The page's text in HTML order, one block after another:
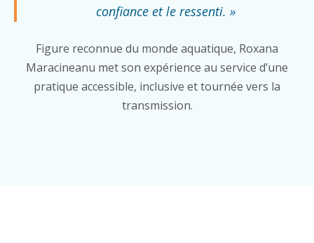
confiance et le ressenti. »
Figure reconnue du monde aquatique, Roxana
Maracineanu met son expérience au service d’une
pratique accessible, inclusive et tournée vers la
transmission.